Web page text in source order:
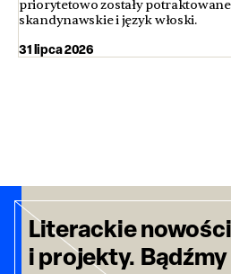
priorytetowo zostały
skandynawskie i język włoski.
31 lipca 2026
Literackie
i projekty.